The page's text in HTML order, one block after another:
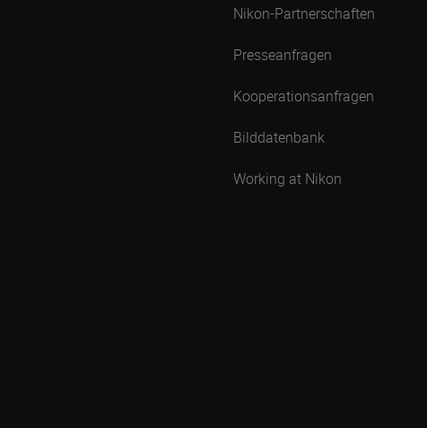
Nikon-Partnerschaften
Presseanfragen
Kooperationsanfragen
Bilddatenbank
Working at Nikon